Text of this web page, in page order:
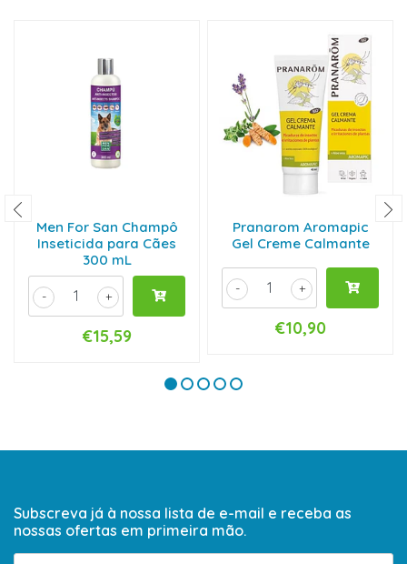
Men For San Champô
Inseticida para Cães
300 mL
+
-
€15,59
Pranarom Aromapic
Gel Creme Calmante
+
-
€10,90
Subscreva já à nossa lista de e-mail e receba as
nossas ofertas em primeira mão.